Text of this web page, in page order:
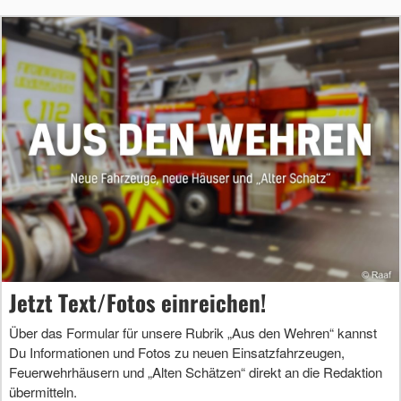
Jetzt Text/Fotos einreichen!
Über das Formular für unsere Rubrik „Aus den Wehren“ kannst
Du Informationen und Fotos zu neuen Einsatzfahrzeugen,
Feuerwehrhäusern und „Alten Schätzen“ direkt an die Redaktion
übermitteln.